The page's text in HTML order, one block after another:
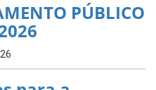
PÚBLICO